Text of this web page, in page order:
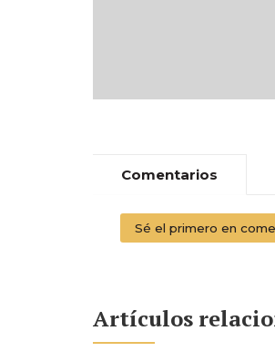
Comentarios
Sé el primero en
Artículos